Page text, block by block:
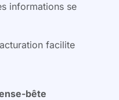
informations se
facilite
bête